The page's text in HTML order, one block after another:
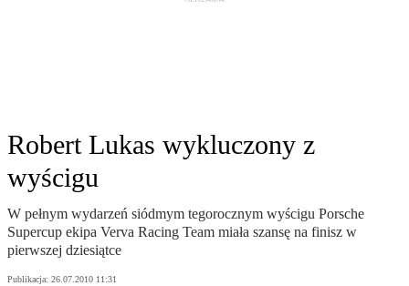
Robert Lukas wykluczony z
wyścigu
W pełnym wydarzeń siódmym tegorocznym wyścigu Porsche
Supercup ekipa Verva Racing Team miała szansę na finisz w
pierwszej dziesiątce
Publikacja: 26.07.2010 11:31